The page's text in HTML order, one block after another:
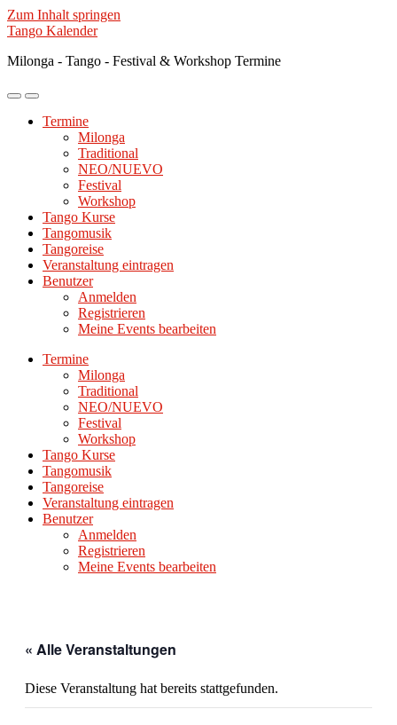
Zum Inhalt springen
Tango Kalender
Milonga - Tango - Festival & Workshop Termine
Mobile-
ein-/ausblenden
Suchfeld
ein-/ausblenden
Termine
Milonga
Traditional
NEO/NUEVO
Festival
Workshop
Tango Kurse
Tangomusik
Tangoreise
Veranstaltung eintragen
Benutzer
Anmelden
Registrieren
Meine Events bearbeiten
Termine
Milonga
Traditional
NEO/NUEVO
Festival
Workshop
Tango Kurse
Tangomusik
Tangoreise
Veranstaltung eintragen
Benutzer
Anmelden
Registrieren
Meine Events bearbeiten
« Alle Veranstaltungen
Diese Veranstaltung hat bereits stattgefunden.